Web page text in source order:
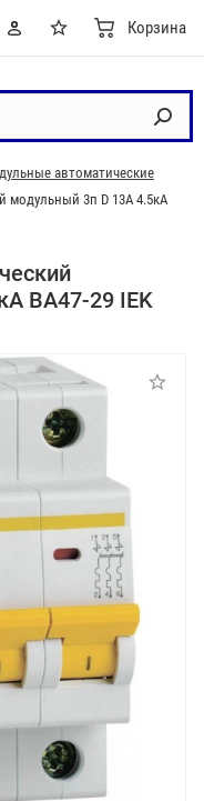
Корзина
автоматические
модульный 3п D 13А 4.5кА
ВА47-29 IEK